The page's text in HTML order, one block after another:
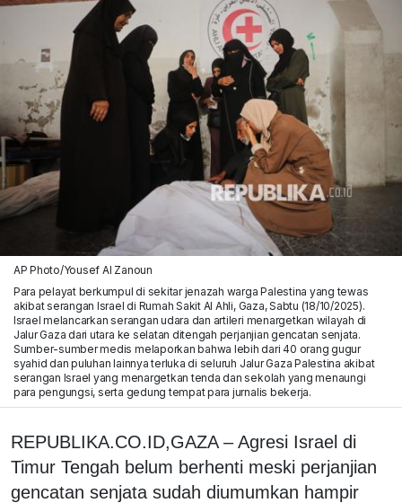
AP Photo/Yousef Al Zanoun
Para pelayat berkumpul di sekitar jenazah warga Palestina yang tewas
akibat serangan Israel di Rumah Sakit Al Ahli, Gaza, Sabtu (18/10/2025).
Israel melancarkan serangan udara dan artileri menargetkan wilayah di
Jalur Gaza dari utara ke selatan ditengah perjanjian gencatan senjata.
Sumber-sumber medis melaporkan bahwa lebih dari 40 orang gugur
syahid dan puluhan lainnya terluka di seluruh Jalur Gaza Palestina akibat
serangan Israel yang menargetkan tenda dan sekolah yang menaungi
para pengungsi, serta gedung tempat para jurnalis bekerja.
REPUBLIKA.CO.ID,GAZA – Agresi Israel di
Timur Tengah belum berhenti meski perjanjian
gencatan senjata sudah diumumkan hampir